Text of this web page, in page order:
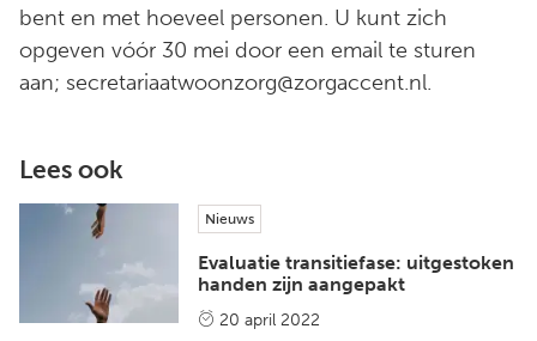
bent en met hoeveel personen. U kunt zich
opgeven vóór 30 mei door een email te sturen
aan; secretariaatwoonzorg@zorgaccent.nl.
Lees ook
Nieuws
Evaluatie transitiefase: uitgestoken
handen zijn aangepakt
20 april 2022